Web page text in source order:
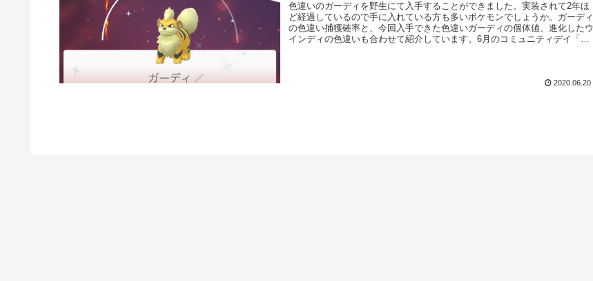
色違いのガーディを野生にて入手することができました。実装されて2年ほ
ど経過しているので手に入れている方も多いポケモンでしょうか。ガーディ
の色違い捕獲確率と、今回入手できた色違いガーディの個体値、進化したウ
インディの色違いも合わせて紹介しています。6月のコミュニティデイ「ビ
2020.06.20